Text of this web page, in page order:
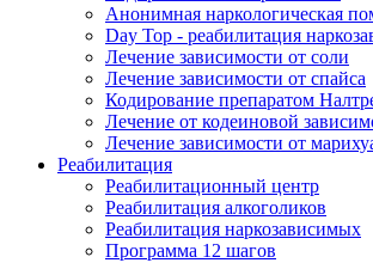
Анонимная наркологическая
Day Top - реабилитация
Лечение зависимости от соли
Лечение зависимости от спайса
Кодирование препаратом
Лечение от кодеиновой
Лечение зависимости от
Реабилитация
Реабилитационный центр
Реабилитация алкоголиков
Реабилитация наркозависимых
Программа 12 шагов